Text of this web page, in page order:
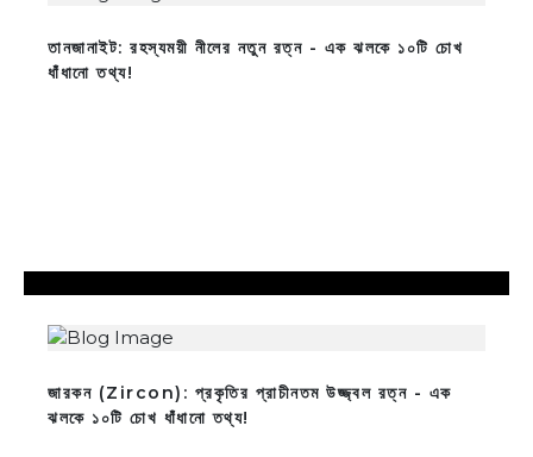
তানজানাইট: রহস্যময়ী নীলের নতুন রত্ন - এক ঝলকে ১০টি চোখ
ধাঁধানো তথ্য!
জারকন (Zircon): প্রকৃতির প্রাচীনতম উজ্জ্বল রত্ন - এক
ঝলকে ১০টি চোখ ধাঁধানো তথ্য!